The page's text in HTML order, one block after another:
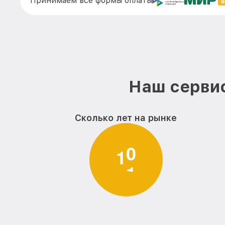
Наш
Сколько лет на рынке
11